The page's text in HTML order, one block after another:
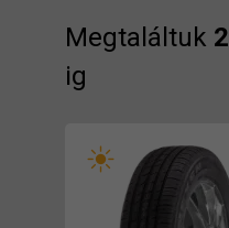
Megtaláltuk 2
ig